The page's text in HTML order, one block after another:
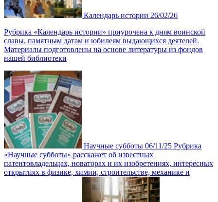
Календарь истории 26/02/26
Рубрика «Календарь истории» приурочена к дням воинской
славы, памятным датам и юбилеям выдающихся деятелей.
Материалы подготовлены на основе литературы из фондов
нашей библиотеки
Научные субботы 06/11/25 Рубрика
«Научные субботы» расскажет об известных
патентовладельцах, новаторах и их изобретениях, интересных
открытиях в физике, химии, строительстве, механике и